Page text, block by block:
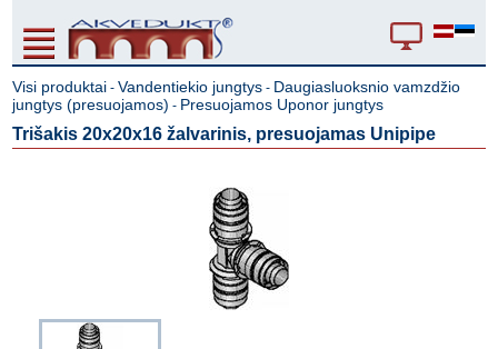
Visi produktai -Vandentiekio jungtys - Daugiasluoksnio vamzdžio
jungtys (presuojamos) - Presuojamos Uponor jungtys
Trišakis 20x20x16 žalvarinis, presuojamas Unipipe